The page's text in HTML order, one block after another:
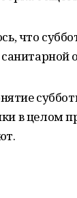
что
в целом